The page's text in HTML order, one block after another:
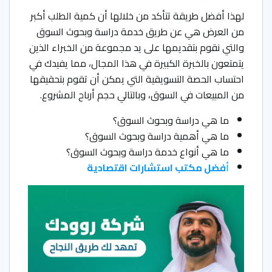
لهذا أفضل طريقة تتأكد من خلالها أن كمية الطلب أكبر
من العرض هي عن طريق خدمة دراسة وبحوث السوق
والتي نقوم بتقديمها على يد مجموعة من الخبراء الذين
يتمتعون بالخبرة الكبيرة في هذا المجال، مما يفيدك في
احتساب الحصة التسويقية التي يمكن أن تقوم بتحقيقها
من المبيعات في السوق، وبالتالي حجم أرباح المشروع.
ما هي دراسة وبحوث السوق؟
ما هي أهمية دراسة وبحوث السوق؟
ما هي أنواع خدمة دراسة وبحوث السوق؟
فضل مكتب استشارات اقتصادية